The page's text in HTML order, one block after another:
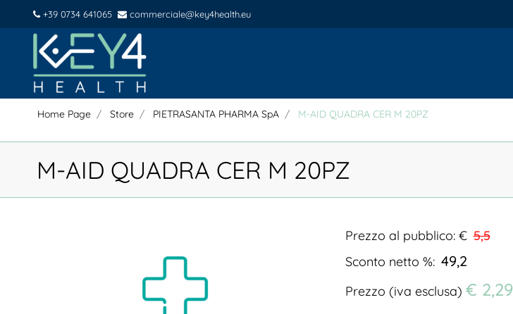
+39 0734 641065 commerciale@key4health.eu
Home Page Store PIETRASANTA PHARMA SpA M-AID QUADRA CER M 20PZ
M-AID QUADRA CER M 20PZ
Prezzo al pubblico: € 5,5
Sconto netto %: 49,2
Prezzo (iva esclusa) € 2,29